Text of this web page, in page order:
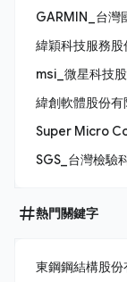
GARMIN_台灣
緯穎科技服務股
msi_微星科技
緯創軟體股份有
Super Micro
SGS_台灣檢驗
熱門關鍵字
東鋼鋼結構股份